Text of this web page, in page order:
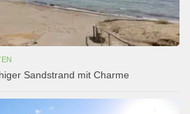
Sandstrand mit Charme